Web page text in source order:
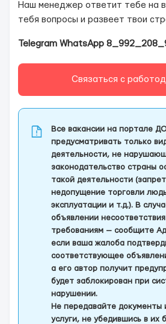
Наш менеджер ответит тебе на
тебя вопросы и развеет твои
Telegram WhatsApp
Связаться с
Все вакансии на портале
предусматривать только
деятельности, не
законодательство страны
такой деятельности
недопущение торговли
эксплуатации и т.д.). В
объявлении
требованиям — сообщите
если ваша жалоба
соответствующее
а его автор получит
будет заблокирован при
нарушении.
Не передавайте документы
услуги, не убедившись в их